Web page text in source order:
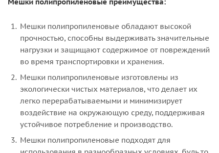
Мешки полипропиленовые обладают высокой
прочностью, способны выдерживать значительные
нагрузки и защищают содержимое от повреждений
во время транспортировки и хранения.
Мешки полипропиленовые изготовлены из
экологически чистых материалов, что делает их
легко перерабатываемыми и минимизирует
воздействие на окружающую среду, поддерживая
устойчивое потребление и производство.
Мешки полипропиленовые подходят для